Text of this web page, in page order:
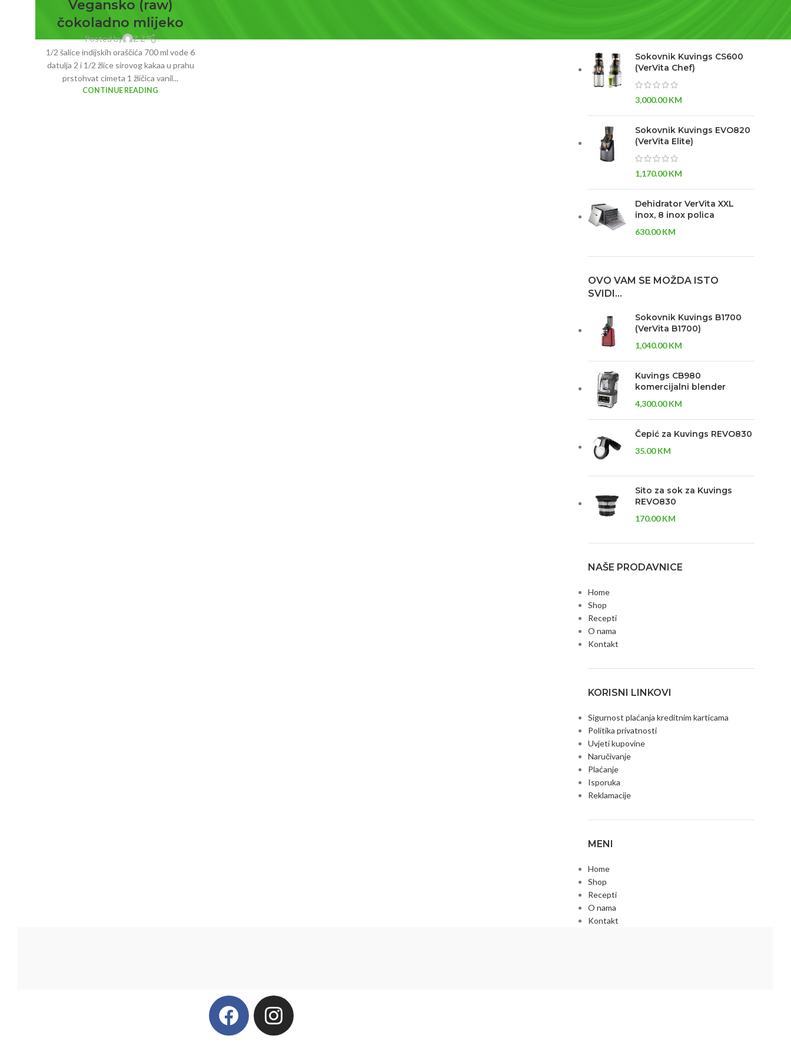
Vegansko (raw)
čokoladno mlijeko
Posted by
Z Z
1/2 šalice indijskih oraščića 700 ml vode 6
datulja 2 i 1/2 žlice sirovog kakaa u prahu
prstohvat cimeta 1 žličica vanil...
CONTINUE READING
Sokovnik Kuvings CS600
(VerVita Chef)
3,000.00KM
Sokovnik Kuvings EVO820
(VerVita Elite)
1,170.00KM
Dehidrator VerVita XXL
inox, 8 inox polica
630.00KM
OVO VAM SE MOŽDA ISTO
SVIDI…
Sokovnik Kuvings B1700
(VerVita B1700)
1,040.00KM
Kuvings CB980
komercijalni blender
4,300.00KM
Čepić za Kuvings REVO830
35.00KM
Sito za sok za Kuvings
REVO830
170.00KM
NAŠE PRODAVNICE
Home
Shop
Recepti
O nama
Kontakt
KORISNI LINKOVI
Sigurnost plaćanja kreditnim karticama
Politika privatnosti
Uvjeti kupovine
Naručivanje
Plaćanje
Isporuka
Reklamacije
MENI
Home
Shop
Recepti
O nama
Kontakt